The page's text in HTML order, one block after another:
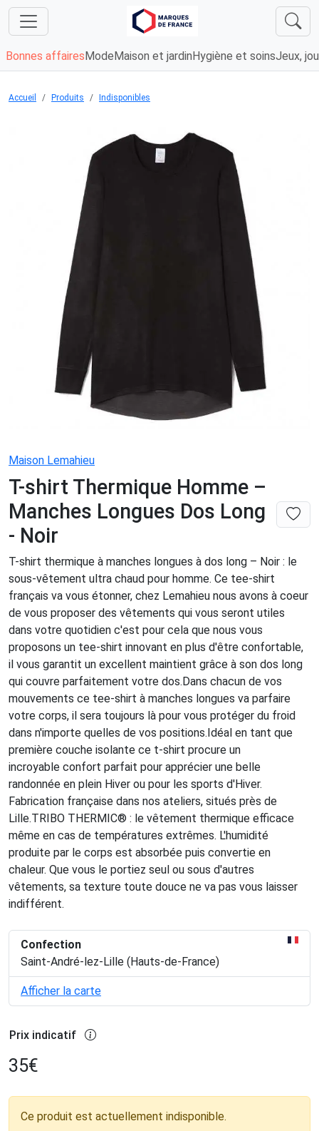
Bonnes affaires Mode Maison et jardin Hygiène et soinsJeux,
Accueil Produits Indisponibles
Maison Lemahieu
T-shirt Thermique Homme –
Manches Longues Dos Long
- Noir
T-shirt thermique à manches longues à dos long – Noir : le
sous-vêtement ultra chaud pour homme. Ce tee-shirt
français va vous étonner, chez Lemahieu nous avons à coeur
de vous proposer des vêtements qui vous seront utiles
dans votre quotidien c'est pour cela que nous vous
proposons un tee-shirt innovant en plus d'être confortable,
il vous garantit un excellent maintient grâce à son dos long
qui couvre parfaitement votre dos.Dans chacun de vos
mouvements ce tee-shirt à manches longues va parfaire
votre corps, il sera toujours là pour vous protéger du froid
dans n'importe quelles de vos positions.Idéal en tant que
première couche isolante ce t-shirt procure un
incroyable confort parfait pour apprécier une belle
randonnée en plein Hiver ou pour les sports d'Hiver.
Fabrication française dans nos ateliers, situés près de
Lille.TRIBO THERMIC® : le vêtement thermique efficace
même en cas de températures extrêmes. L'humidité
produite par le corps est absorbée puis convertie en
chaleur. Que vous le portiez seul ou sous d'autres
vêtements, sa texture toute douce ne va pas vous laisser
indifférent.
Confection
Saint-André-lez-Lille (Hauts-de-France)
Afficher la carte
Prix indicatif
35€
Ce produit est actuellement indisponible.